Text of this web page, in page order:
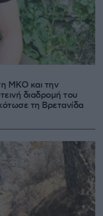
ΜΚΟ και την
διαδρομή του
τη Βρετανίδα